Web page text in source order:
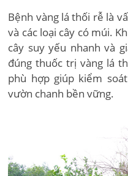
Bệnh vàng lá thối rễ là
và các loại cây có múi.
cây suy yếu nhanh và
đúng thuốc trị vàng lá
phù hợp giúp kiểm
vườn chanh bền vững.